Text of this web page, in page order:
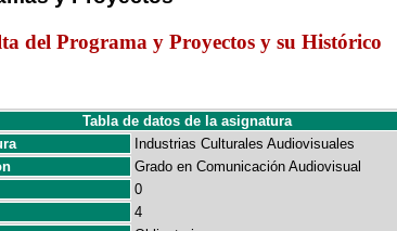
del Programa y Proyectos y su Histórico
Tabla de datos de la asignatura
Industrias Culturales Audiovisuales
Grado en Comunicación Audiovisual
0
4